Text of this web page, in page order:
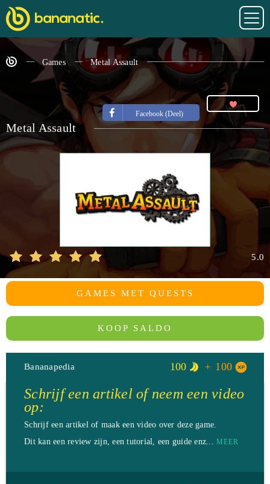
Games Metal Assault
Facebook (Deel)
Metal Assault
5.0
GAMES MET QUESTS
KOOP SALDO
Bananapedia 100 100
Schrijf een artikel of neem een video
op:
Schrijf een artikel of maak een video over deze game.
Dit kan een review zijn, een tutorial, een guide enz... MEER